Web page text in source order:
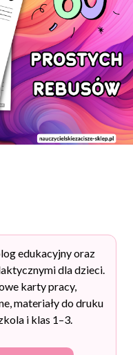
edukacyjny oraz
dla dzieci.
karty pracy,
materiały do druku
i klas 1–3.